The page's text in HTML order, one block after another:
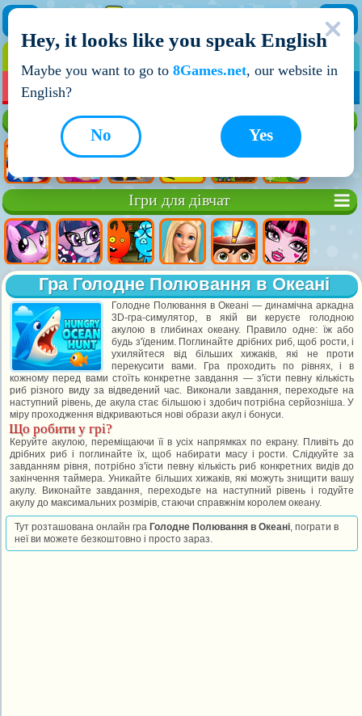
НОВІ ІГРИ
Ігри для дівчат
Гра Голодне Полювання в Океані
Голодне Полювання в Океані — динамічна аркадна
3D-гра-симулятор, в якій ви керуєте голодною
акулою в глибинах океану. Правило одне: їж або
будь з'їденим. Поглинайте дрібних риб, щоб рости, і
ухиляйтеся від більших хижаків, які не проти
перекусити вами. Гра проходить по рівнях, і в
кожному перед вами стоїть конкретне завдання — з'їсти певну кількість
риб різного виду за відведений час. Виконали завдання, переходьте на
наступний рівень, де акула стає більшою і здобич потрібна серйозніша. У
міру проходження відкриваються нові образи акул і бонуси.
Що робити у грі?
Керуйте акулою, переміщаючи її в усіх напрямках по екрану. Пливіть до
дрібних риб і поглинайте їх, щоб набирати масу і рости. Слідкуйте за
завданням рівня, потрібно з'їсти певну кількість риб конкретних видів до
закінчення таймера. Уникайте більших хижаків, які можуть знищити вашу
акулу. Виконайте завдання, переходьте на наступний рівень і годуйте
акулу до максимальних розмірів, стаючи справжнім королем океану.
Тут розташована онлайн гра Голодне Полювання в Океані, пограти в
неї ви можете безкоштовно і просто зараз.
Hey, it looks like you speak English
Maybe you want to go to 8Games.net, our website in
English?
Yes
No